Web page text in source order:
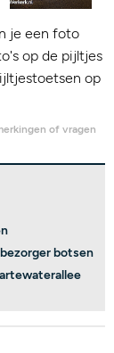
je een foto
op de pijltjes
op
of vragen
botsen